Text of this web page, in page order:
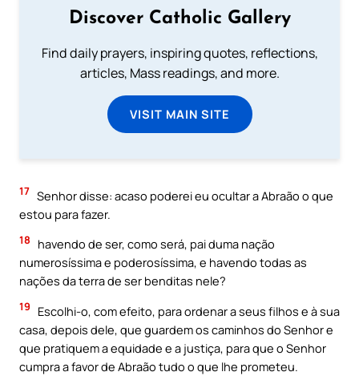
Discover Catholic Gallery
Find daily prayers, inspiring quotes, reflections,
articles, Mass readings, and more.
VISIT MAIN SITE
17 Senhor disse: acaso poderei eu ocultar a Abraão o que
estou para fazer.
18
havendo de ser, como será, pai duma nação
numerosíssima e poderosíssima, e havendo todas as
nações da terra de ser benditas nele?
19
Escolhi-o, com efeito, para ordenar a seus filhos e à sua
casa, depois dele, que guardem os caminhos do Senhor e
que pratiquem a equidade e a justiça, para que o Senhor
cumpra a favor de Abraão tudo o que lhe prometeu.